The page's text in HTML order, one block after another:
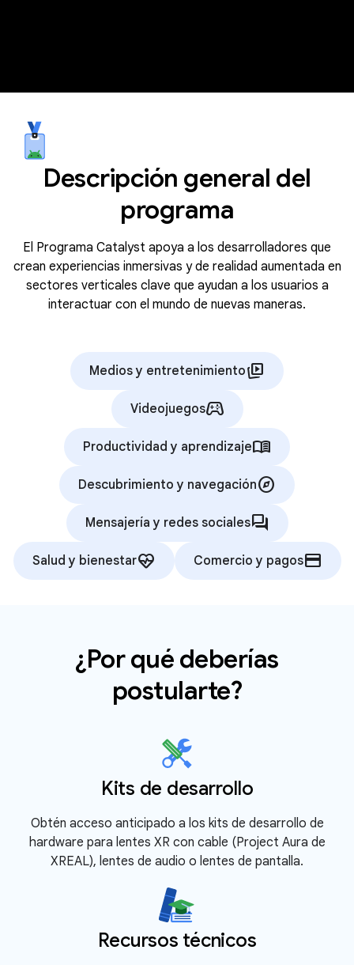
Descripción general del
programa
El Programa Catalyst apoya a los desarrolladores que
crean experiencias inmersivas y de realidad aumentada en
sectores verticales clave que ayudan a los usuarios a
interactuar con el mundo de nuevas maneras.
Medios y entretenimientoanimated_images
Videojuegosstadia_controller
Productividad y aprendizajemenu_book
Descubrimiento y navegaciónexplore
Mensajería y redes socialesforum
Salud y bienestarecg_heart Comercio y pagoscredit_card
¿Por qué deberías
postularte?
Kits de desarrollo
Obtén acceso anticipado a los kits de desarrollo de
hardware para lentes XR con cable (Project Aura de
XREAL), lentes de audio o lentes de pantalla.
Recursos técnicos